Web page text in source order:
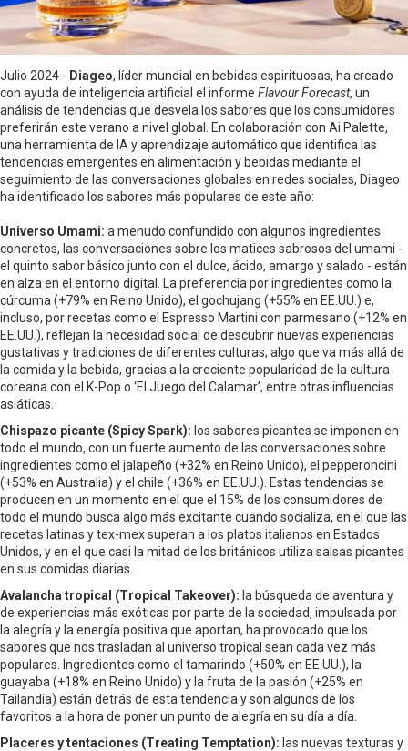
Julio 2024 - Diageo, líder mundial en bebidas espirituosas, ha creado
con ayuda de inteligencia artificial el informe Flavour Forecast, un
análisis de tendencias que desvela los sabores que los consumidores
preferirán este verano a nivel global. En colaboración con Ai Palette,
una herramienta de IA y aprendizaje automático que identifica las
tendencias emergentes en alimentación y bebidas mediante el
seguimiento de las conversaciones globales en redes sociales, Diageo
ha identificado los sabores más populares de este año:
Universo Umami: a menudo confundido con algunos ingredientes
concretos, las conversaciones sobre los matices sabrosos del umami -
el quinto sabor básico junto con el dulce, ácido, amargo y salado - están
en alza en el entorno digital. La preferencia por ingredientes como la
cúrcuma (+79% en Reino Unido), el gochujang (+55% en EE.UU.) e,
incluso, por recetas como el Espresso Martini con parmesano (+12% en
EE.UU.), reflejan la necesidad social de descubrir nuevas experiencias
gustativas y tradiciones de diferentes culturas; algo que va más allá de
la comida y la bebida, gracias a la creciente popularidad de la cultura
coreana con el K-Pop o ‘El Juego del Calamar’, entre otras influencias
asiáticas.
Chispazo picante (Spicy Spark): los sabores picantes se imponen en
todo el mundo, con un fuerte aumento de las conversaciones sobre
ingredientes como el jalapeño (+32% en Reino Unido), el pepperoncini
(+53% en Australia) y el chile (+36% en EE.UU.). Estas tendencias se
producen en un momento en el que el 15% de los consumidores de
todo el mundo busca algo más excitante cuando socializa, en el que las
recetas latinas y tex-mex superan a los platos italianos en Estados
Unidos, y en el que casi la mitad de los británicos utiliza salsas picantes
en sus comidas diarias.
Avalancha tropical (Tropical Takeover): la búsqueda de aventura y
de experiencias más exóticas por parte de la sociedad, impulsada por
la alegría y la energía positiva que aportan, ha provocado que los
sabores que nos trasladan al universo tropical sean cada vez más
populares. Ingredientes como el tamarindo (+50% en EE.UU.), la
guayaba (+18% en Reino Unido) y la fruta de la pasión (+25% en
Tailandia) están detrás de esta tendencia y son algunos de los
favoritos a la hora de poner un punto de alegría en su día a día.
Placeres y tentaciones (Treating Temptation): las nuevas texturas y